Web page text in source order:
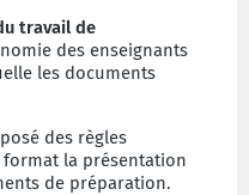
travail de
des enseignants
les documents
des règles
la présentation
de préparation.